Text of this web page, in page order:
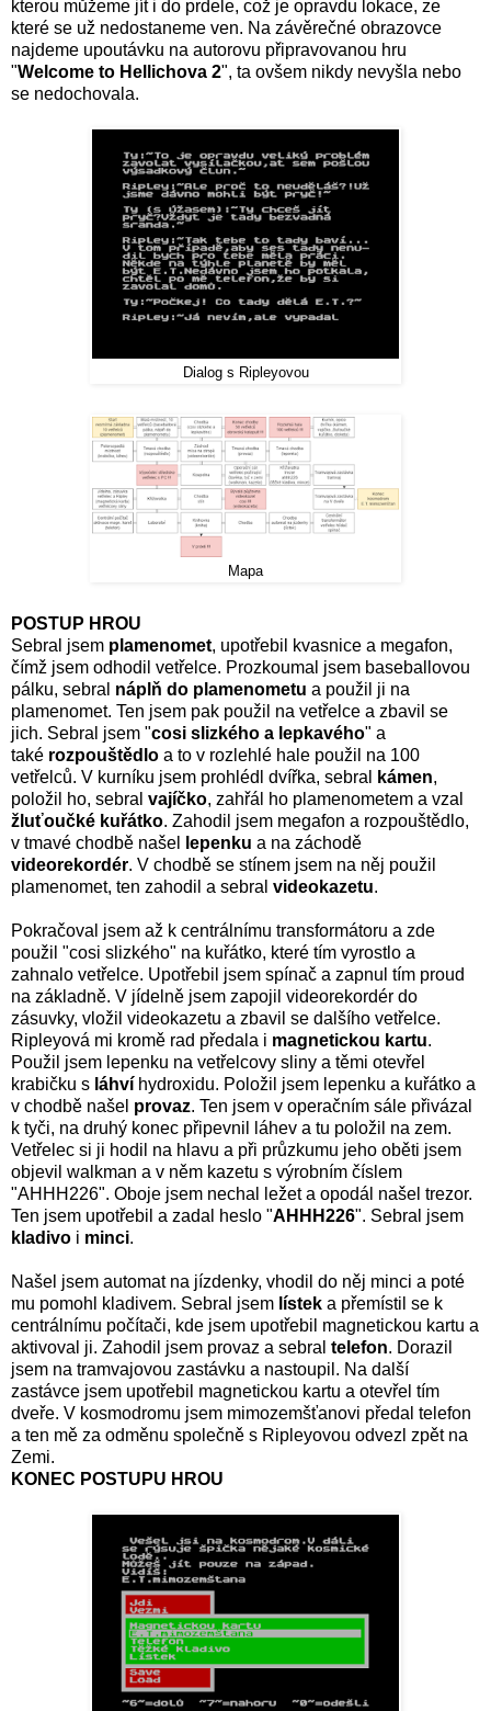
kterou můžeme jít i do prdele, což je opravdu lokace, ze
které se už nedostaneme ven. Na závěrečné obrazovce
najdeme upoutávku na autorovu připravovanou hru
"Welcome to Hellichova 2", ta ovšem nikdy nevyšla nebo
se nedochovala.
Dialog s Ripleyovou
Mapa
POSTUP HROU
Sebral jsem plamenomet, upotřebil kvasnice a megafon,
čímž jsem odhodil vetřelce. Prozkoumal jsem baseballovou
pálku, sebral náplň do plamenometu a použil ji na
plamenomet. Ten jsem pak použil na vetřelce a zbavil se
jich. Sebral jsem "cosi slizkého a lepkavého" a
také rozpouštědlo a to v rozlehlé hale použil na 100
vetřelců. V kurníku jsem prohlédl dvířka, sebral
kámen,
položil ho, sebral vajíčko, zahřál ho plamenometem a vzal
žluťoučké kuřátko. Zahodil jsem megafon a rozpouštědlo,
v tmavé chodbě našel
lepenku a na záchodě
videorekordér. V chodbě se stínem jsem na něj použil
plamenomet, ten zahodil a sebral videokazetu.
Pokračoval jsem až k centrálnímu transformátoru a zde
použil "cosi slizkého" na kuřátko, které tím vyrostlo a
zahnalo vetřelce. Upotřebil jsem spínač a zapnul tím proud
na základně. V jídelně jsem zapojil videorekordér do
zásuvky, vložil videokazetu a zbavil se dalšího vetřelce.
Ripleyová mi kromě rad předala i magnetickou kartu.
Použil jsem lepenku na vetřelcovy sliny a těmi otevřel
krabičku s láhví hydroxidu. Položil jsem lepenku a kuřátko a
v chodbě našel provaz. Ten jsem v operačním sále přivázal
k tyči, na druhý konec připevnil láhev a tu položil na zem.
Vetřelec si ji hodil na hlavu a při průzkumu jeho oběti jsem
objevil walkman a v něm kazetu s výrobním číslem
"AHHH226". Oboje jsem nechal ležet a opodál našel trezor.
Ten jsem upotřebil a zadal heslo "AHHH226". Sebral jsem
kladivo i minci.
Našel jsem automat na jízdenky, vhodil do něj minci a poté
mu pomohl kladivem. Sebral jsem lístek a přemístil se k
centrálnímu počítači, kde jsem upotřebil magnetickou kartu a
aktivoval ji. Zahodil jsem provaz a sebral telefon. Dorazil
jsem na tramvajovou zastávku a nastoupil. Na další
zastávce jsem upotřebil magnetickou kartu a otevřel tím
dveře. V kosmodromu jsem mimozemšťanovi předal telefon
a ten mě za odměnu společně s Ripleyovou odvezl zpět na
Zemi.
KONEC POSTUPU HROU